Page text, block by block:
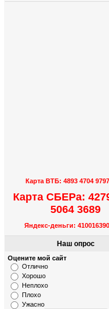
Карта ВТБ: 4893 4704
Карта СБЕРа:
5064 3689
Яндекс-деньги:
Наш опрос
Оцените мой сайт
Отлично
Хорошо
Неплохо
Плохо
Ужасно